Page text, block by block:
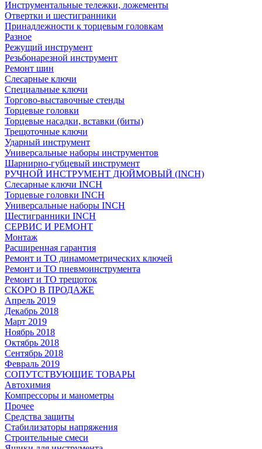
Инструментальные тележки, ложементы
Отвертки и шестигранники
Принадлежности к торцевым головкам
Разное
Режущий инструмент
Резьбонарезной инструмент
Ремонт шин
Слесарные ключи
Специальные ключи
Торгово-выставочные стенды
Торцевые головки
Торцевые насадки, вставки (биты)
Трещоточные ключи
Ударный инструмент
Универсальные наборы инструментов
Шарнирно-губцевый инструмент
РУЧНОЙ ИНСТРУМЕНТ ДЮЙМОВЫЙ (INCH)
Слесарные ключи INCH
Торцевые головки INCH
Универсальные наборы INCH
Шестигранники INCH
СЕРВИС И РЕМОНТ
Монтаж
Расширенная гарантия
Ремонт и ТО динамометрических ключей
Ремонт и ТО пневмоинструмента
Ремонт и ТО трещоток
СКОРО В ПРОДАЖЕ
Апрель 2019
Декабрь 2018
Март 2019
Ноябрь 2018
Октябрь 2018
Сентябрь 2018
Февраль 2019
СОПУТСТВУЮЩИЕ ТОВАРЫ
Автохимия
Компрессоры и манометры
Прочее
Средства защиты
Стабилизаторы напряжения
Строительные смеси